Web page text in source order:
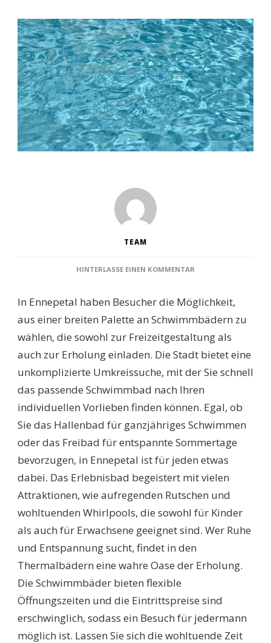
TEAM
HINTERLASSE EINEN KOMMENTAR
DIE
BESTEN
TIPPS
FÜR
BADESPASS U
ND E
N 2
024
In Ennepetal haben Besucher die Möglichkeit,
aus einer breiten Palette an Schwimmbädern zu
wählen, die sowohl zur Freizeitgestaltung als
auch zur Erholung einladen. Die Stadt bietet eine
unkomplizierte Umkreissuche, mit der Sie schnell
das passende Schwimmbad nach Ihren
individuellen Vorlieben finden können. Egal, ob
Sie das Hallenbad für ganzjähriges Schwimmen
oder das Freibad für entspannte Sommertage
bevorzugen, in Ennepetal ist für jeden etwas
dabei. Das Erlebnisbad begeistert mit vielen
Attraktionen, wie aufregenden Rutschen und
wohltuenden Whirlpools, die sowohl für Kinder
als auch für Erwachsene geeignet sind. Wer Ruhe
und Entspannung sucht, findet in den
Thermalbädern eine wahre Oase der Erholung.
Die Schwimmbäder bieten flexible
Öffnungszeiten und die Eintrittspreise sind
erschwinglich, sodass ein Besuch für jedermann
möglich ist. Lassen Sie sich die wohltuende Zeit